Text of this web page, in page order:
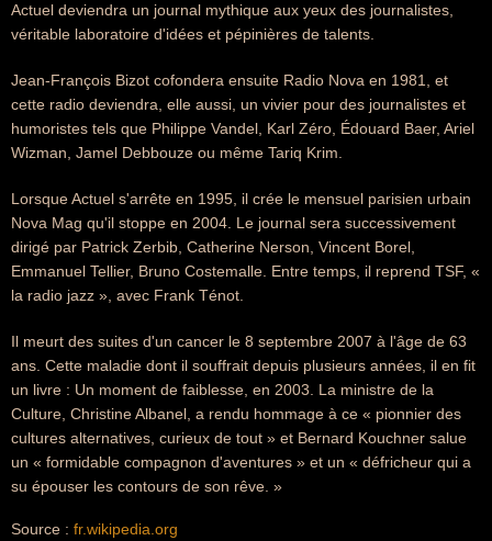
Actuel deviendra un journal mythique aux yeux des journalistes,
véritable laboratoire d'idées et pépinières de talents.
Jean-François Bizot cofondera ensuite Radio Nova en 1981, et
cette radio deviendra, elle aussi, un vivier pour des journalistes et
humoristes tels que Philippe Vandel, Karl Zéro, Édouard Baer, Ariel
Wizman, Jamel Debbouze ou même Tariq Krim.
Lorsque Actuel s'arrête en 1995, il crée le mensuel parisien urbain
Nova Mag qu'il stoppe en 2004. Le journal sera successivement
dirigé par Patrick Zerbib, Catherine Nerson, Vincent Borel,
Emmanuel Tellier, Bruno Costemalle. Entre temps, il reprend TSF, «
la radio jazz », avec Frank Ténot.
Il meurt des suites d'un cancer le 8 septembre 2007 à l'âge de 63
ans. Cette maladie dont il souffrait depuis plusieurs années, il en fit
un livre : Un moment de faiblesse, en 2003. La ministre de la
Culture, Christine Albanel, a rendu hommage à ce « pionnier des
cultures alternatives, curieux de tout » et Bernard Kouchner salue
un « formidable compagnon d'aventures » et un « défricheur qui a
su épouser les contours de son rêve. »
Source : fr.wikipedia.org